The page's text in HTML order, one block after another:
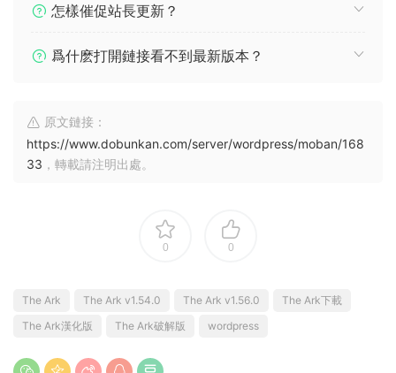
怎樣催促站長更新？
爲什麽打開鏈接看不到最新版本？
原文鏈接：
https://www.dobunkan.com/server/wordpress/moban/168
33 ，轉載請注明出處。
0 0
The Ark The Ark v1.54.0 The Ark v1.56.0
The Ark下載
The Ark漢化版
The Ark破解版 wordpress